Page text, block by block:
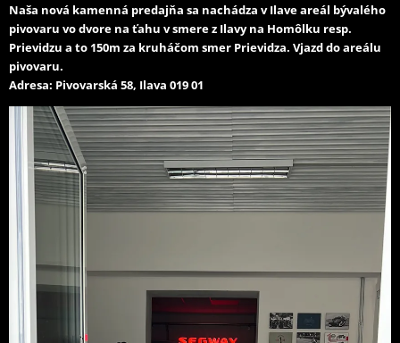
Naša nová kamenná predajňa sa nachádza v Ilave areál bývalého
pivovaru vo dvore na ťahu v smere z Ilavy na Homôlku resp.
Prievidzu a to 150m za kruháčom smer Prievidza. Vjazd do areálu
pivovaru.
Adresa: Pivovarská 58, Ilava 019 01